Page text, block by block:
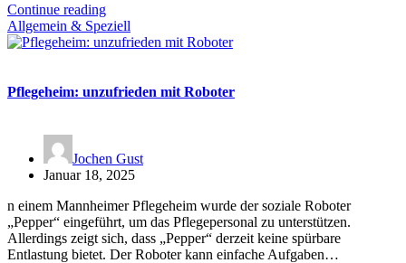
Continue reading
Allgemein & Speziell
Pflegeheim: unzufrieden mit Roboter
Jochen Gust
Januar 18, 2025
n einem Mannheimer Pflegeheim wurde der soziale Roboter
„Pepper“ eingeführt, um das Pflegepersonal zu unterstützen.
Allerdings zeigt sich, dass „Pepper“ derzeit keine spürbare
Entlastung bietet. Der Roboter kann einfache Aufgaben…